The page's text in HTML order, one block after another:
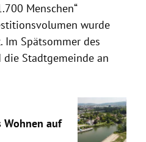
Menschen“
wurde
Spätsommer des
Stadtgemeinde an
Wohnen auf